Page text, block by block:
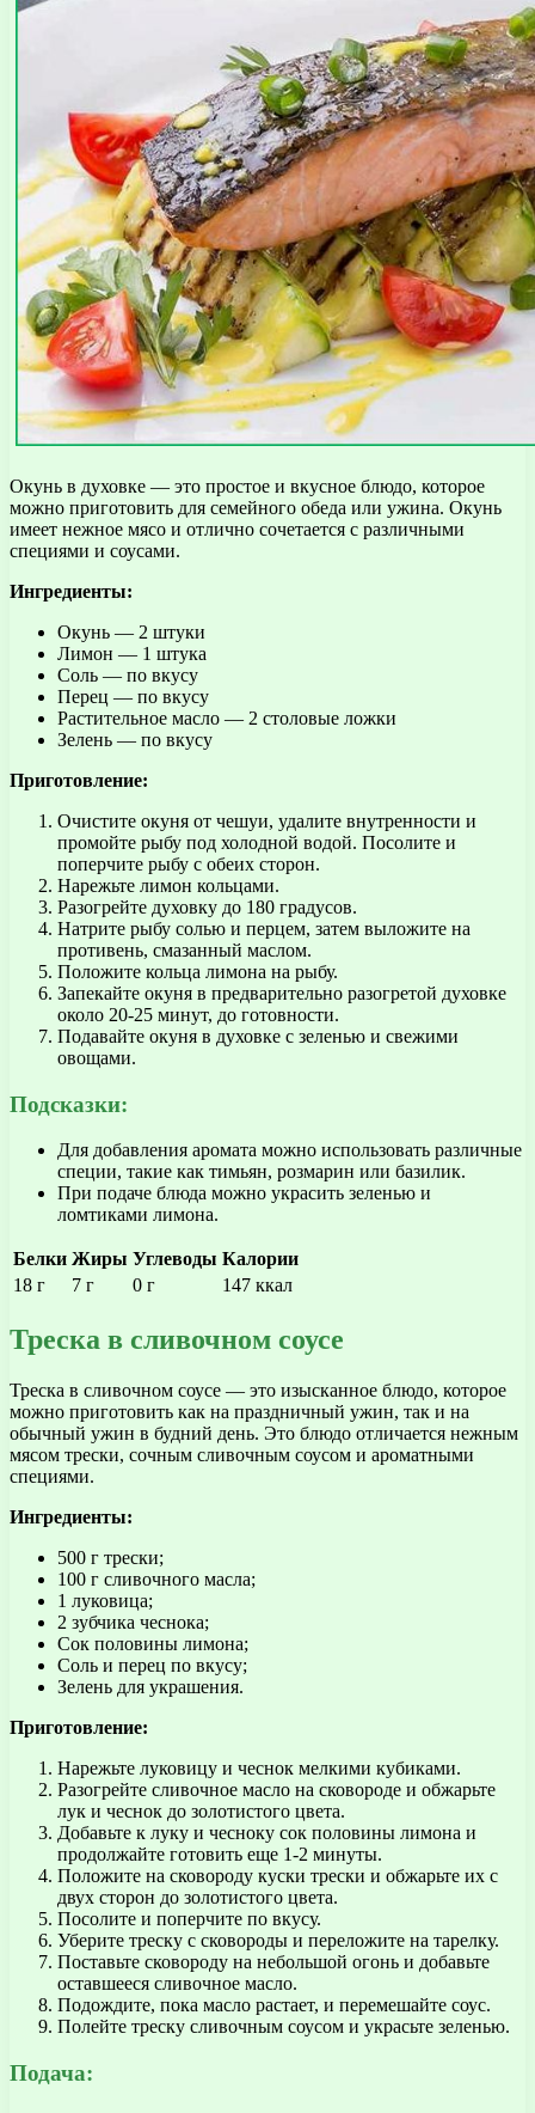
Окунь в духовке — это простое и вкусное блюдо, которое
можно приготовить для семейного обеда или ужина. Окунь
имеет нежное мясо и отлично сочетается с различными
специями и соусами.
Ингредиенты:
Окунь — 2 штуки
Лимон — 1 штука
Соль — по вкусу
Перец — по вкусу
Растительное масло — 2 столовые ложки
Зелень — по вкусу
Приготовление:
Очистите окуня от чешуи, удалите внутренности и
промойте рыбу под холодной водой. Посолите и
поперчите рыбу с обеих сторон.
Нарежьте лимон кольцами.
Разогрейте духовку до 180 градусов.
Натрите рыбу солью и перцем, затем выложите на
противень, смазанный маслом.
Положите кольца лимона на рыбу.
Запекайте окуня в предварительно разогретой духовке
около 20-25 минут, до готовности.
Подавайте окуня в духовке с зеленью и свежими
овощами.
Подсказки:
Для добавления аромата можно использовать различные
специи, такие как тимьян, розмарин или базилик.
При подаче блюда можно украсить зеленью и
ломтиками лимона.
Белки Жиры Углеводы Калории
18 г
7 г 0 г 147 ккал
Треска в сливочном соусе
Треска в сливочном соусе — это изысканное блюдо, которое
можно приготовить как на праздничный ужин, так и на
обычный ужин в будний день. Это блюдо отличается нежным
мясом трески, сочным сливочным соусом и ароматными
специями.
Ингредиенты:
500 г трески;
100 г сливочного масла;
1 луковица;
2 зубчика чеснока;
Сок половины лимона;
Соль и перец по вкусу;
Зелень для украшения.
Приготовление:
Нарежьте луковицу и чеснок мелкими кубиками.
Разогрейте сливочное масло на сковороде и обжарьте
лук и чеснок до золотистого цвета.
Добавьте к луку и чесноку сок половины лимона и
продолжайте готовить еще 1-2 минуты.
Положите на сковороду куски трески и обжарьте их с
двух сторон до золотистого цвета.
Посолите и поперчите по вкусу.
Уберите треску с сковороды и переложите на тарелку.
Поставьте сковороду на небольшой огонь и добавьте
оставшееся сливочное масло.
Подождите, пока масло растает, и перемешайте соус.
Полейте треску сливочным соусом и украсьте зеленью.
Подача: